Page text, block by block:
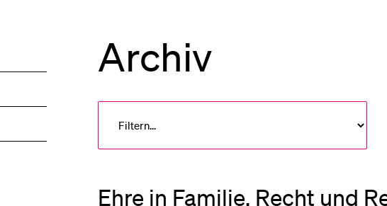
Archiv
Ehre in Familie, Recht und
Studien­interessierte